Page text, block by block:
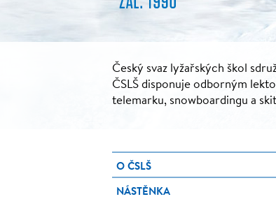
Český svaz lyžařských škol
ČSLŠ disponuje odborným
telemarku, snowboardingu a
O ČSLŠ
NÁSTĚNKA